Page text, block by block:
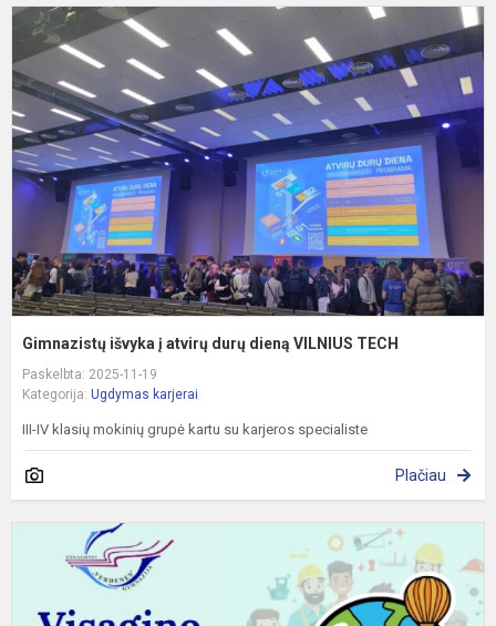
Gimnazistų išvyka į atvirų durų dieną VILNIUS TECH
Paskelbta: 2025-11-19
Kategorija: Ugdymas karjerai
III-IV klasių mokinių grupė kartu su karjeros specialiste
Plačiau